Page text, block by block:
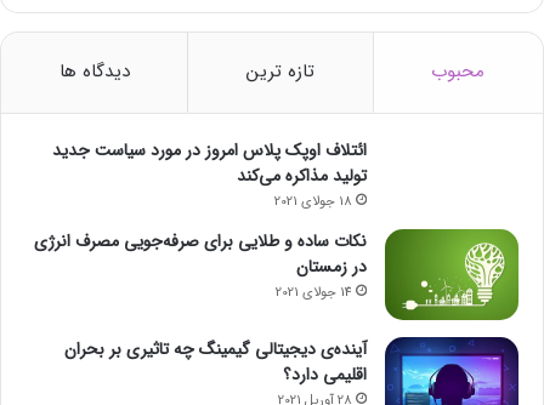
محبوب تازه ترین دیدگاه ها
ائتلاف اوپک پلاس امروز در مورد سیاست جدید
تولید مذاکره می‌کند
18 جولای 2021
نکات ساده و طلایی برای صرفه‌جویی مصرف انرژی
در زمستان
14 جولای 2021
آینده‌ی دیجیتالی گیمینگ چه تاثیری بر بحران
اقلیمی دارد؟
28 آوریل 2021